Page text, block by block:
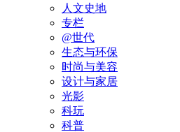
人文史地
专栏
@世代
生态与环保
时尚与美容
设计与家居
光影
科玩
科普